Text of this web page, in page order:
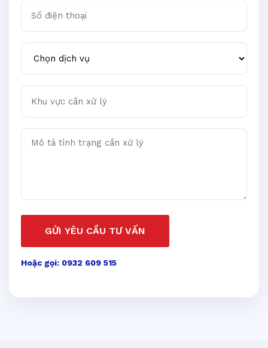
Số điện thoại
Chọn dịch vụ
Khu vực cần xử lý
Mô tả tình trạng cần xử lý
GỬI YÊU CẦU TƯ VẤN
Hoặc gọi: 0932 609 515